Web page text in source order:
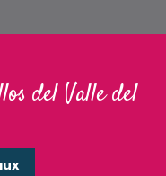
del Valle del